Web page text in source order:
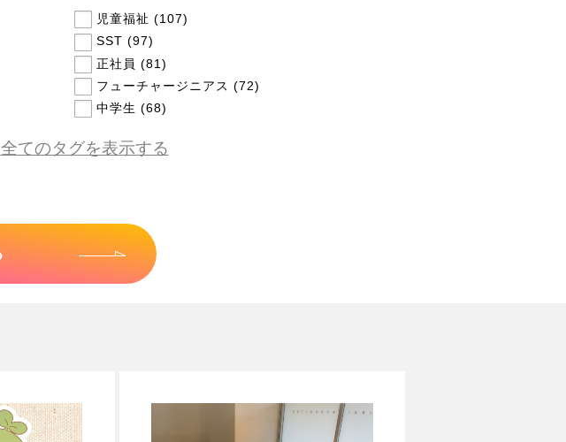
児童福祉 (107)
SST (97)
正社員 (81)
フューチャージニアス (72)
中学生 (68)
全てのタグを表示する